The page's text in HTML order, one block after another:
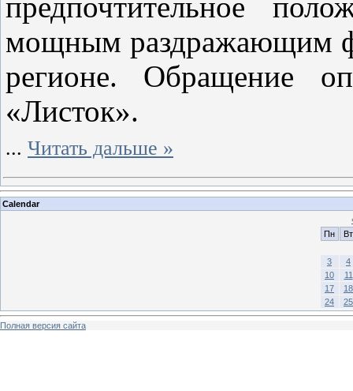
предпочтительное
мощным раздражающим
регионе. Обращение
«Листок».
... Читать дальше »
Calendar
Пн
Вт
3
4
10
11
17
18
24
25
Полная версия сайта